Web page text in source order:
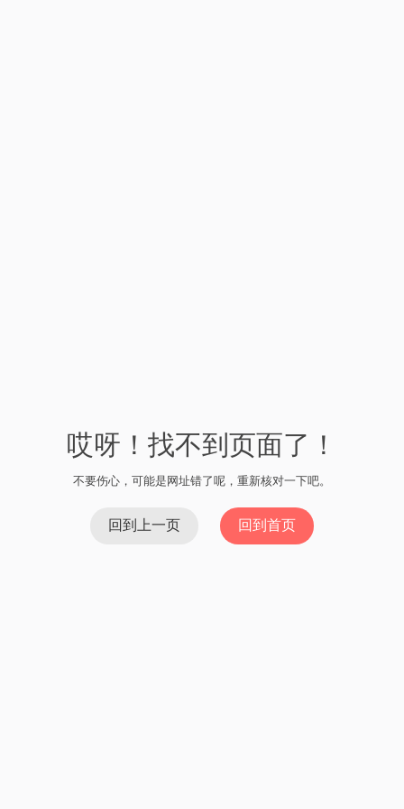
哎呀！找不到页面了！
不要伤心，可能是网址错了呢，重新核对一下吧。
回到上一页 回到首页